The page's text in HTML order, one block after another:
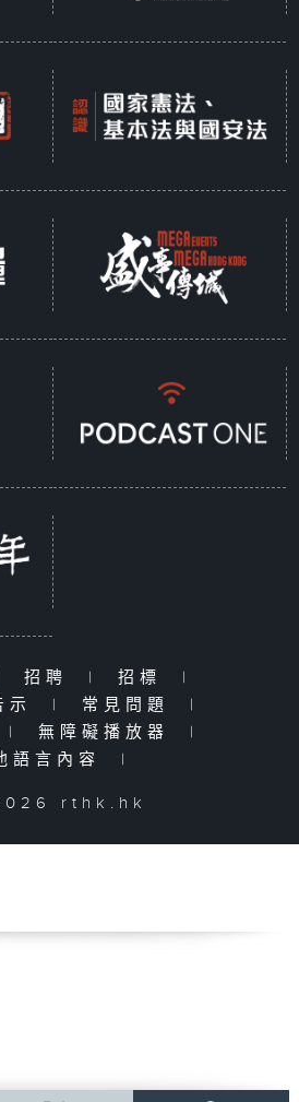
招聘 | 招標
|
示
| 常見問題
|
| 無障礙播放器
|
語言內容
|
rthk.hk